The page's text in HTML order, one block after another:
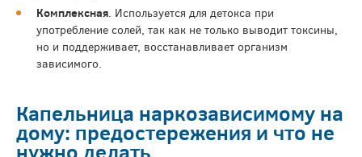
Комплексная . Используется для детокса при
употребление солей, так как не только выводит токсины,
но и поддерживает, восстанавливает организм
зависимого.
Капельница наркозависимому на
дому: предостережения и что не
нужно делать